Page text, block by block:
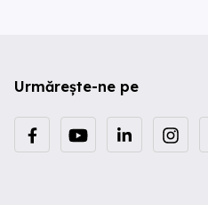
Urmărește-ne pe